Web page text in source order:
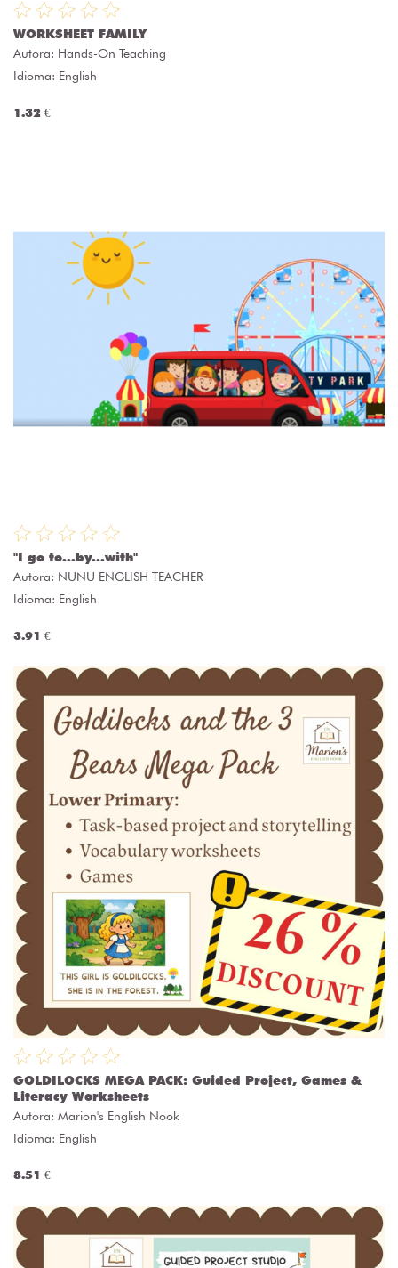
WORKSHEET FAMILY
Autora: Hands-On Teaching
Idioma: English
1.32 €
"I go to...by...with"
Autora: NUNU ENGLISH TEACHER
Idioma: English
3.91 €
GOLDILOCKS MEGA PACK: Guided Project, Games &
Literacy Worksheets
Autora: Marion's English Nook
Idioma: English
8.51 €